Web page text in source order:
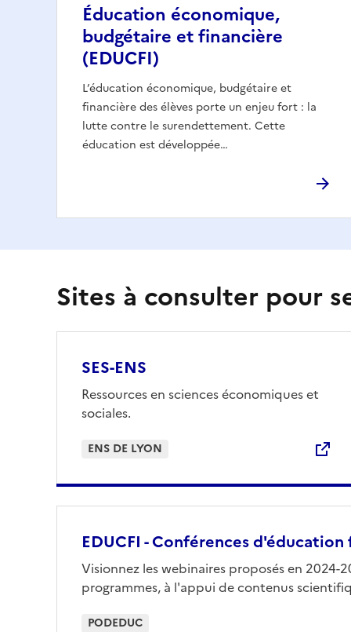
Éducation économique,
budgétaire et financière
(EDUCFI)
L’éducation économique, budgétaire et
financière des élèves porte un enjeu fort : la
lutte contre le surendettement. Cette
éducation est développée…
Sites à consulter pour
SES-ENS
Ressources en sciences économiques et
sociales.
ENS DE LYON
EDUCFI - Conférences
Visionnez les webinaires proposés en
programmes, à l'appui de contenus
PODEDUC